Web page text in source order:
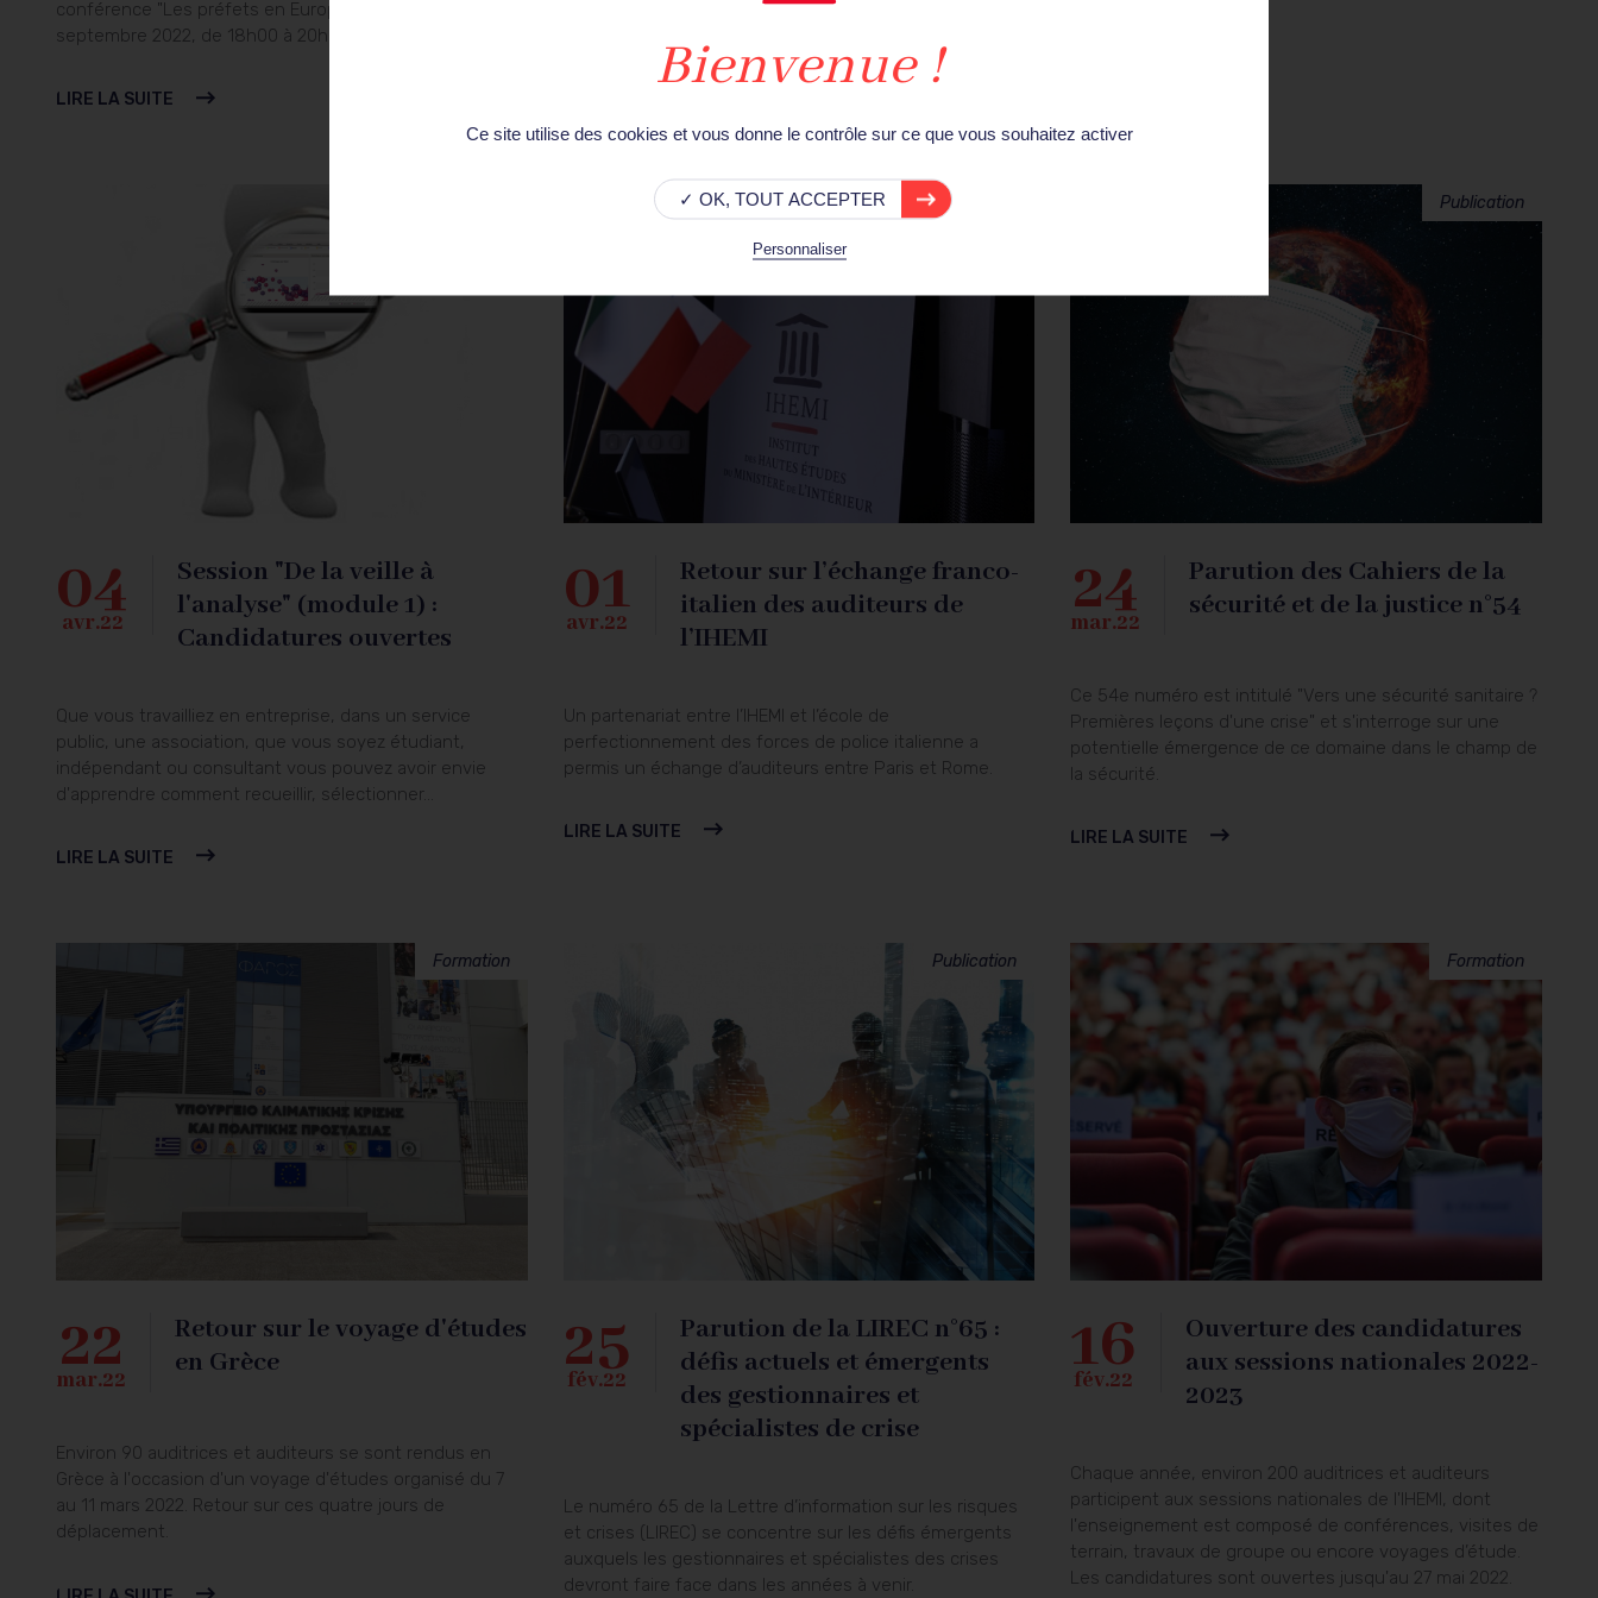
conférence "Les préfets en Europe" aura lieu le 27
septembre 2022, de 18h00 à 20h00, en présentiel...
LIRE LA SUITE
manifestation d’intérêt intitulé Migrations et conflits
04
avr.22
Session "De la veille à
l'analyse" (module 1) :
Candidatures ouvertes
Que vous travailliez en entreprise, dans un service
public, une association, que vous soyez étudiant,
indépendant ou consultant vous pouvez avoir envie
d'apprendre comment recueillir, sélectionner...
LIRE LA SUITE
Formation
01
avr.22
Retour sur l’échange franco-
italien des auditeurs de
l’IHEMI
Un partenariat entre l’IHEMI et l’école de
perfectionnement des forces de police italienne a
permis un échange d’auditeurs entre Paris et Rome.
LIRE LA SUITE
Publication
24
mar.22
Parution des Cahiers de la
sécurité et de la justice n°54
Ce 54e numéro est intitulé "Vers une sécurité sanitaire ?
Premières leçons d'une crise" et s'interroge sur une
potentielle émergence de ce domaine dans le champ de
la sécurité.
LIRE LA SUITE
Formation
22
mar.22
Retour sur le voyage d'études
en Grèce
Environ 90 auditrices et auditeurs se sont rendus en
Grèce à l'occasion d'un voyage d'études organisé du 7
au 11 mars 2022. Retour sur ces quatre jours de
déplacement.
Publication
25
fév.22
Parution de la LIREC n°65 :
défis actuels et émergents
des gestionnaires et
spécialistes de crise
Le numéro 65 de la Lettre d’information sur les risques
et crises (LIREC) se concentre sur les défis émergents
auxquels les gestionnaires et spécialistes des crises
devront faire face dans les années à venir.
Formation
16
fév.22
Ouverture des candidatures
aux sessions nationales 2022-
2023
Chaque année, environ 200 auditrices et auditeurs
participent aux sessions nationales de l'IHEMI, dont
l'enseignement est composé de conférences, visites de
terrain, travaux de groupe ou encore voyages d’étude.
Les candidatures sont ouvertes jusqu'au 27 mai 2022.
Ce site utilise des cookies et vous donne le contrôle sur ce que vous souhaitez activer
✓ OK, TOUT ACCEPTER
Personnaliser